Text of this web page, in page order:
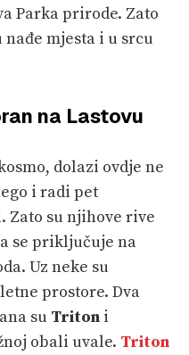
Parka prirode. Zato
mjesta i u srcu
na Lastovu
dolazi ovdje ne
i radi pet
Zato su njihove rive
se priključuje na
Uz neke su
prostore. Dva
su Triton i
obali uvale. Triton